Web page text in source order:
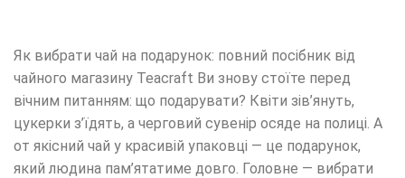
Як вибрати чай на подарунок: повний посібник від
чайного магазину Teacraft Ви знову стоїте перед
вічним питанням: що подарувати? Квіти зів’януть,
цукерки з’їдять, а черговий сувенір осяде на полиці. А
от якісний чай у красивій упаковці — це подарунок,
який людина пам’ятатиме довго. Головне — вибрати